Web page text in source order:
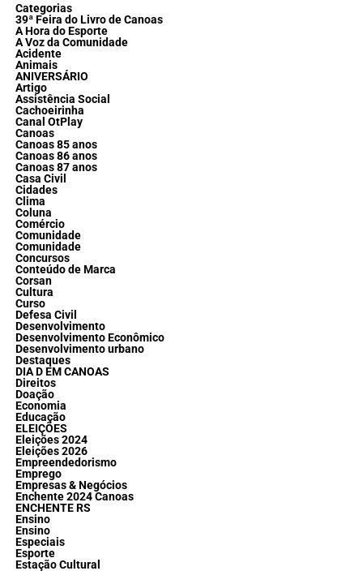
Categorias
39ª Feira do Livro de Canoas
A Hora do Esporte
A Voz da Comunidade
Acidente
Animais
ANIVERSÁRIO
Artigo
Assistência Social
Cachoeirinha
Canal OtPlay
Canoas
Canoas 85 anos
Canoas 86 anos
Canoas 87 anos
Casa Civil
Cidades
Clima
Coluna
Comércio
Comunidade
Comunidade
Concursos
Conteúdo de Marca
Corsan
Cultura
Curso
Defesa Civil
Desenvolvimento
Desenvolvimento Econômico
Desenvolvimento urbano
Destaques
DIA D EM CANOAS
Direitos
Doação
Economia
Educação
ELEIÇÕES
Eleições 2024
Eleições 2026
Empreendedorismo
Emprego
Empresas & Negócios
Enchente 2024 Canoas
ENCHENTE RS
Ensino
Ensino
Especiais
Esporte
Estação Cultural